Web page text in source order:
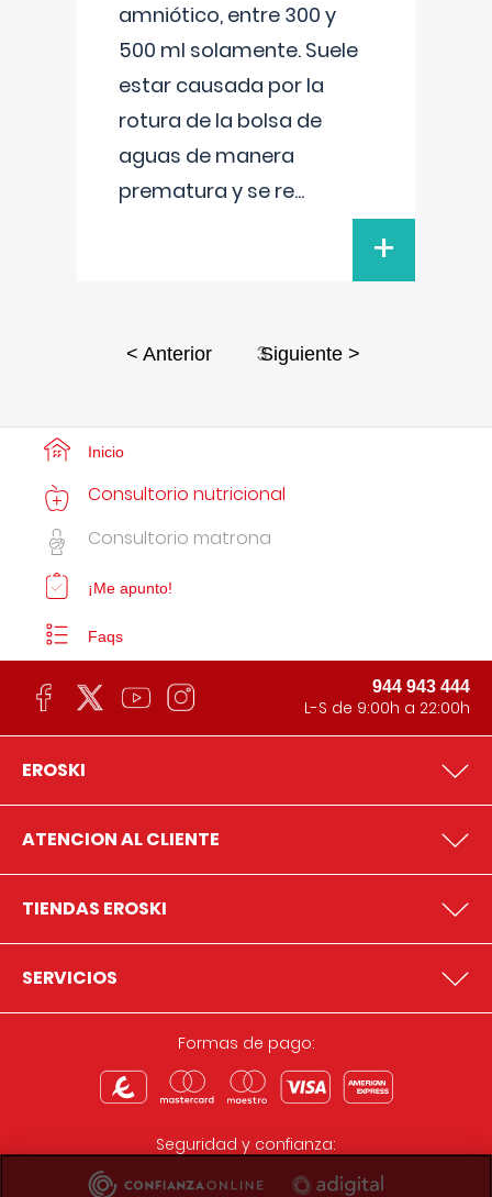
amniótico, entre 300 y
500 ml solamente. Suele
estar causada por la
rotura de la bolsa de
aguas de manera
prematura y se re...
+
< Anterior 3Siguiente >
Inicio
Consultorio nutricional
Consultorio matrona
¡Me apunto!
Faqs
944 943 444
L-S de 9:00h a 22:00h
EROSKI
ATENCION AL CLIENTE
TIENDAS EROSKI
SERVICIOS
Formas de pago:
Seguridad y confianza: